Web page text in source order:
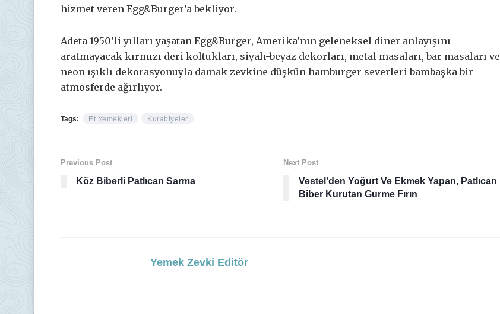
hizmet veren Egg&Burger’a bekliyor.
Adeta 1950’li yılları yaşatan Egg&Burger, Amerika’nın geleneksel diner anlayışını
aratmayacak kırmızı deri koltukları, siyah-beyaz dekorları, metal masaları, bar masaları ve
neon ışıklı dekorasyonuyla damak zevkine düşkün hamburger severleri bambaşka bir
atmosferde ağırlıyor.
Tags: Et Yemekleri Kurabiyeler
Previous Post
Köz Biberli Patlıcan Sarma
Next Post
Vestel’den Yoğurt Ve Ekmek Yapan, Patlıcan
Biber Kurutan Gurme Fırın
Yemek Zevki Editör